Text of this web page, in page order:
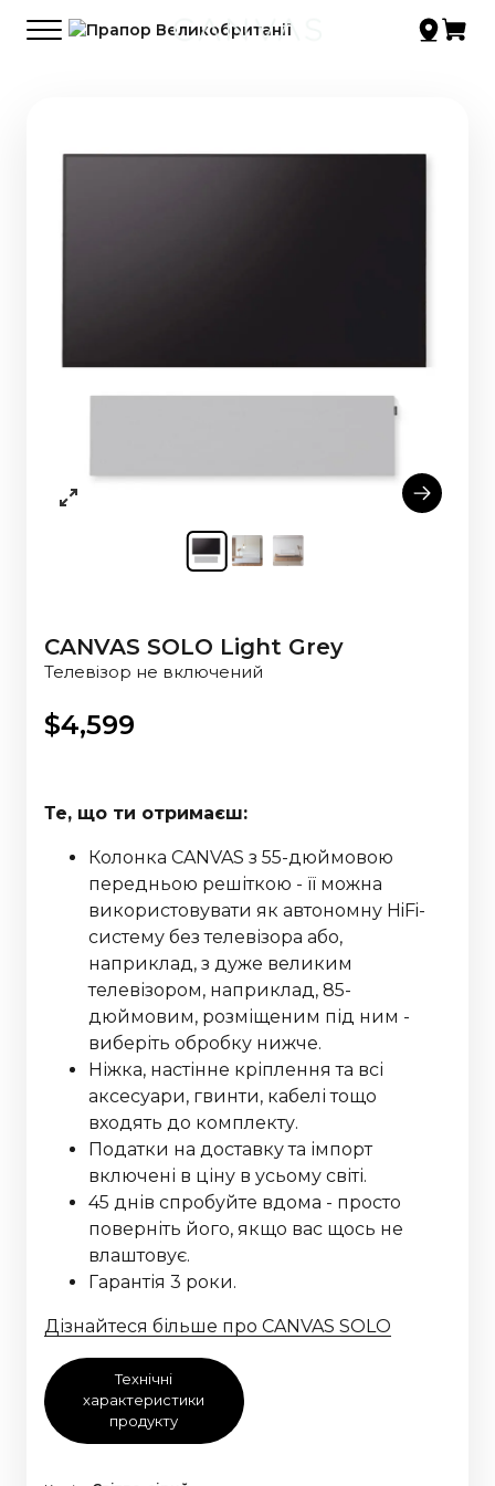
CANVAS SOLO Light Grey
Телевізор не включений
$4,599
Те, що ти отримаєш:
Колонка CANVAS з 55-дюймовою
передньою решіткою - її можна
використовувати як автономну HiFi-
систему без телевізора або,
наприклад, з дуже великим
телевізором, наприклад, 85-
дюймовим, розміщеним під ним -
виберіть обробку нижче.
Ніжка, настінне кріплення та всі
аксесуари, гвинти, кабелі тощо
входять до комплекту.
Податки на доставку та імпорт
включені в ціну в усьому світі.
45 днів спробуйте вдома - просто
поверніть його, якщо вас щось не
влаштовує.
Гарантія 3 роки.
Дізнайтеся більше про CANVAS SOLO
Технічні
характеристики
продукту